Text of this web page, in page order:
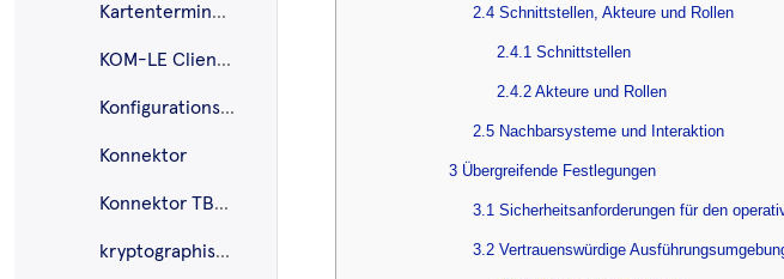
Kartenterminal Mobil
KOM-LE Clientmodul
Konfigurationsdienst
Konnektor
Konnektor TBAuth
kryptographische Algorithmen
2.4 Schnittstellen, Akteure und Rollen
2.4.1 Schnittstellen
2.4.2 Akteure und Rollen
2.5 Nachbarsysteme und Interaktion
3 Übergreifende Festlegungen
3.1 Sicherheitsanforderungen für den
3.2 Vertrauenswürdige